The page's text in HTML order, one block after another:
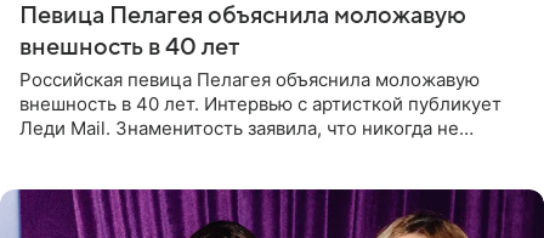
Певица Пелагея объяснила моложавую
внешность в 40 лет
Российская певица Пелагея объяснила моложавую
внешность в 40 лет. Интервью с артисткой публикует
Леди Mail. Знаменитость заявила, что никогда не